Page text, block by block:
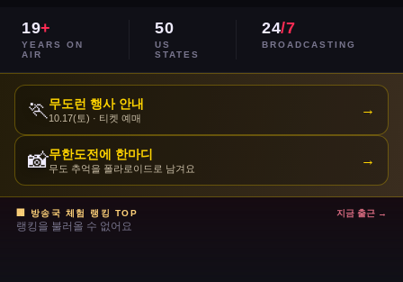
이란, 호르무즈 해협 '통제 해양 구역' 선언… 긴장 고조
민주당 전국위, 2024년 선거 검토 보고서 '불완전·검증 불가' 판정
주거비 계속 상승 — 임차인·주택 구매자 모두 부담 가중
이스라엘, 레바논 휴전 연장 합의 후에도 공격 지속
19+
YEARS ON
AIR
50
US
STATES
24/7
BROADCASTING
🏃 무도런 행사 안내
10.17(토) · 티켓 예매
→
📸무한도전에 한마디
무도 추억을 폴라로이드로 남겨요
→
🏢 방송국 체험 랭킹 TOP 지금 출근 →
랭킹을 불러올 수 없어요